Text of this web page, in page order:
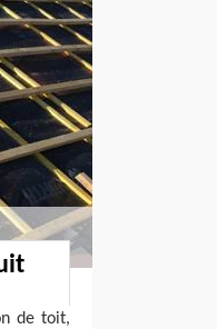
de toit,